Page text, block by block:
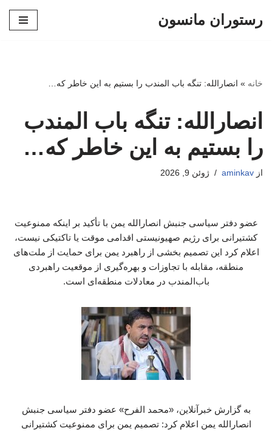
رستوران مانسون
خانه » انصارالله: تنگه باب المندب را بستیم به این خاطر که…
انصارالله: تنگه باب المندب
را بستیم به این خاطر که…
از aminkav ژوئن 9, 2026
عضو دفتر سیاسی جنبش انصارالله یمن با تأکید بر اینکه ممنوعیت
کشتیرانی برای رژیم صهیونیستی اقدامی موقت یا تاکتیکی نیست،
اعلام کرد این تصمیم بخشی از راهبرد یمن برای حمایت از ملت‌های
منطقه، مقابله با تجاوزات و بهره‌گیری از موقعیت راهبردی
باب‌المندب در معادلات منطقه‌ای است.
به گزارش خبرآنلاین، «محمد الفرح» عضو دفتر سیاسی جنبش
انصارالله یمن اعلام کرد: تصمیم یمن برای ممنوعیت کشتیرانی